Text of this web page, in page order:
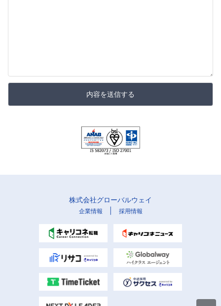
内容を送信する
株式会社グローバルウェイ
企業情報 採用情報